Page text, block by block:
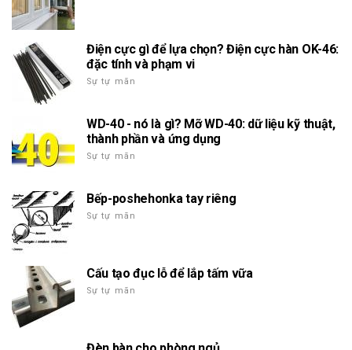
Điện cực gì để lựa chọn? Điện cực hàn OK-46:
đặc tính và phạm vi
Sự tự mãn
WD-40 - nó là gì? Mỡ WD-40: dữ liệu kỹ thuật,
thành phần và ứng dụng
Sự tự mãn
Bếp-poshehonka tay riêng
Sự tự mãn
Cấu tạo đục lỗ để lắp tấm vữa
Sự tự mãn